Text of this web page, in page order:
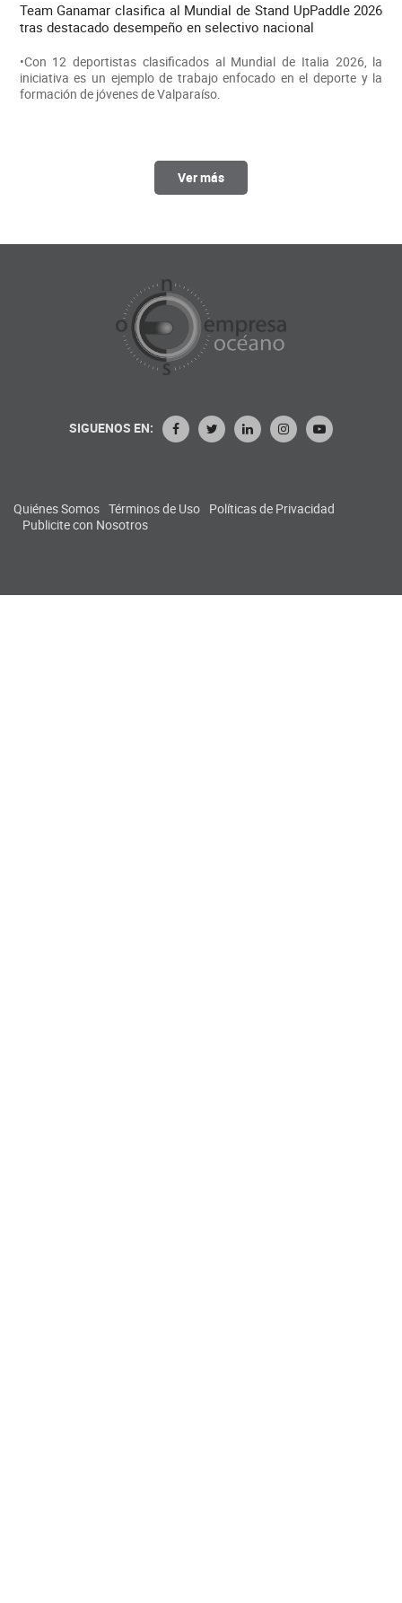
Team Ganamar clasifica al Mundial de Stand UpPaddle 2026
tras destacado desempeño en selectivo nacional
•Con 12 deportistas clasificados al Mundial de Italia 2026, la
iniciativa es un ejemplo de trabajo enfocado en el deporte y la
formación de jóvenes de Valparaíso.
Ver más
SIGUENOS EN:
Quiénes Somos Términos de Uso Políticas de Privacidad
Publicite con Nosotros